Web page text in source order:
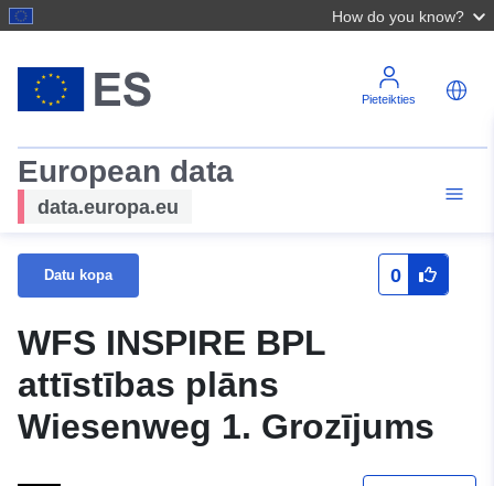
How do you know?
Pieteikties
European data
data.europa.eu
Datu kopa 0
WFS INSPIRE BPL
attīstības plāns
Wiesenweg 1. Grozījums